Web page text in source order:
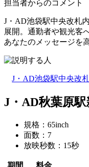
担当者からのコメント
J・AD池袋駅中央改札
展開。通勤者や観光客
あなたのメッセージを
J・AD池袋駅中央改
J・AD秋葉原
規格：65inch
面数：7
放映秒数：15秒
期間
料金